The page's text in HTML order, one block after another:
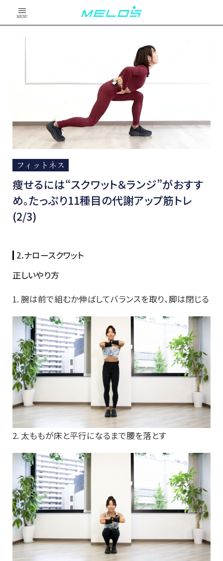
MENU
フィットネス
痩せるには“スクワット＆ランジ”がおすす
め。たっぷり11種目の代謝アップ筋トレ
(2/3)
2.ナロースクワット
正しいやり方
1. 腕は前で組むか伸ばしてバランスを取り、脚は閉じる
2. 太ももが床と平行になるまで腰を落とす